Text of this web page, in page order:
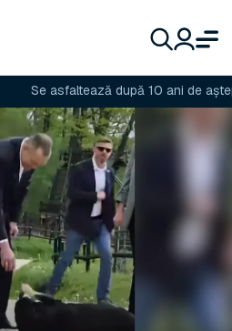
Se asfaltează după 10 ani de așteptare